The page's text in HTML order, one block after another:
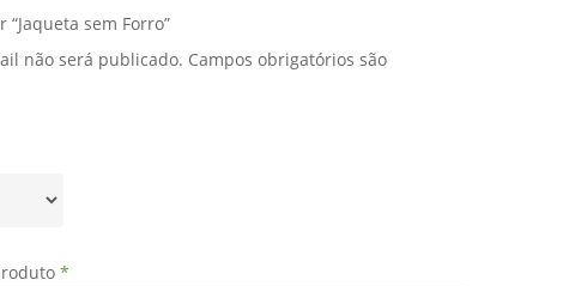
sem Forro”
não será publicado. Campos obrigatórios são
*